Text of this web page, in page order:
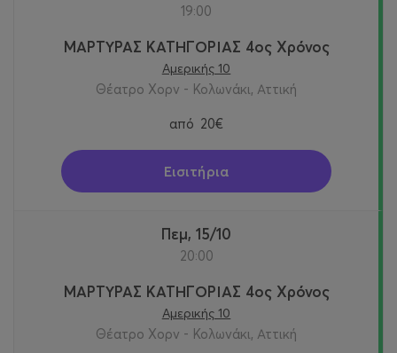
19:00
ΜΑΡΤΥΡΑΣ ΚΑΤΗΓΟΡΙΑΣ 4ος Χρόνος
Αμερικής 10
Θέατρο Χορν - Κολωνάκι, Αττική
από 20€
Εισιτήρια
Πεμ, 15/10
20:00
ΜΑΡΤΥΡΑΣ ΚΑΤΗΓΟΡΙΑΣ 4ος Χρόνος
Αμερικής 10
Θέατρο Χορν - Κολωνάκι, Αττική